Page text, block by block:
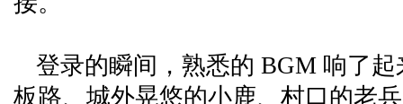
登录的瞬间，熟悉的 BGM 响了
板路、城外晃悠的小鹿、村口的老